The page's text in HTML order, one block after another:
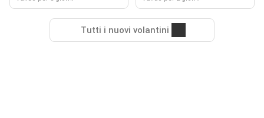
Tutti i nuovi volantini